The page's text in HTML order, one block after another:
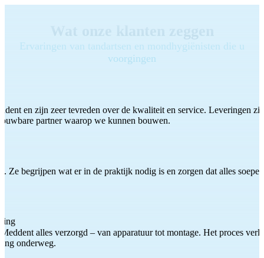
Ervaringen van tandartsen en mondhygiënisten die u
voorgingen
en zijn zeer tevreden over de kwaliteit en service. Leveringen
partner waarop we kunnen bouwen.
Ze begrijpen wat er in de praktijk nodig is en zorgen dat alles
alles verzorgd – van apparatuur tot montage. Het proces
onderweg.